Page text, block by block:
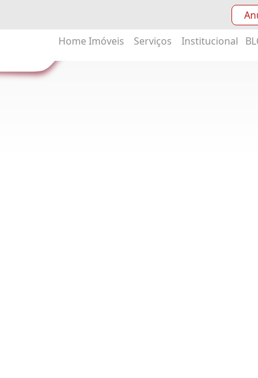
Home Imóveis Serviços Institucional